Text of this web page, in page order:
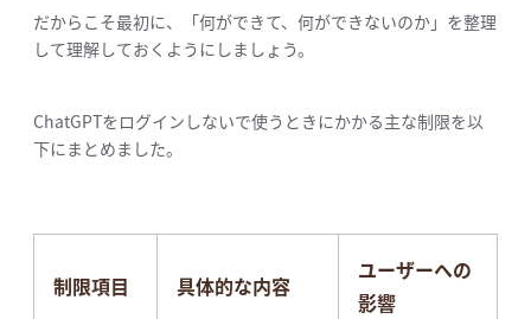
だからこそ最初に、「何ができて、何ができないのか」を整理
して理解しておくようにしましょう。
ChatGPTをログインしないで使うときにかかる主な制限を以
下にまとめました。
制限項目 具体的な内容
ユーザーへの
影響